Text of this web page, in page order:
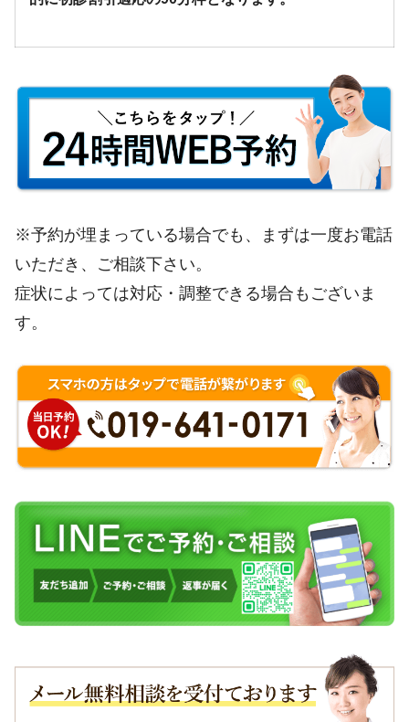
※予約が埋まっている場合でも、まずは一度お電話
いただき、ご相談下さい。
症状によっては対応・調整できる場合もございま
す。